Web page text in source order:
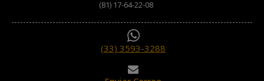
(81) 17-64-22-08
(33) 3593-3288